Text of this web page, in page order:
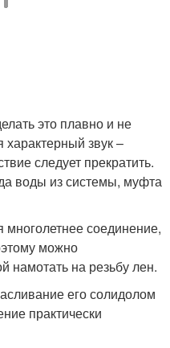
это плавно и не
звук –
следует прекратить.
воды из системы, муфта
многолетнее соединение,
можно
намотать на резьбу лен.
его солидолом
практически